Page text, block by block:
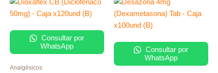
Consultar por
WhatsApp
Analgésicos
Consultar por
WhatsApp